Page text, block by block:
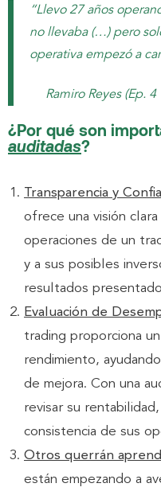
“Llevo 27 años
no llevaba (…) pero
operativa empezó a
Ramiro Reyes (Ep.
¿Por qué son
auditadas?
Transparencia y
ofrece una visión
operaciones de un
y a sus posibles
resultados
Evaluación de
trading proporciona
rendimiento,
de mejora. Con una
revisar su
consistencia de sus
Otros querrán
están empezando a